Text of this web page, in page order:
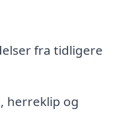
fra tidligere
herreklip og